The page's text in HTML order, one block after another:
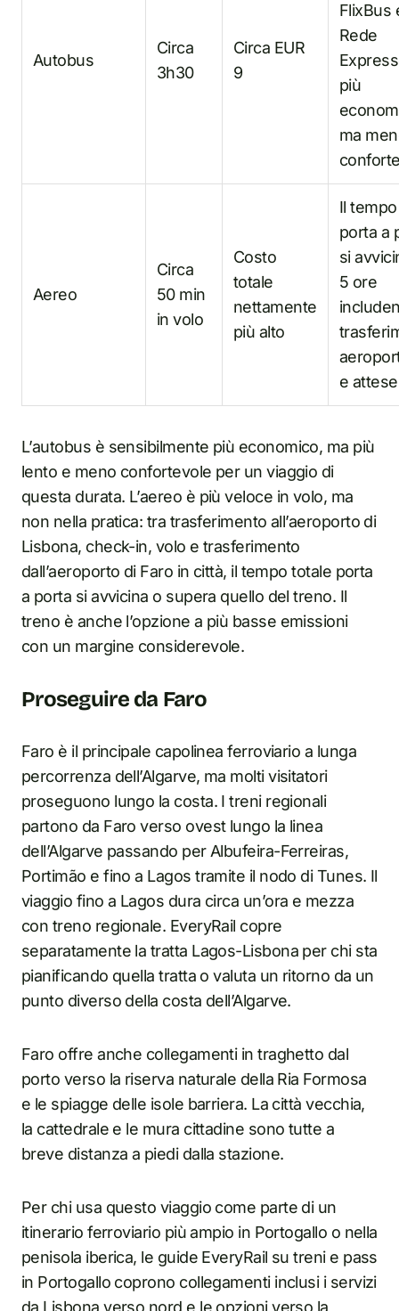
Autobus
Circa
3h30
Circa EUR
9
FlixBus
Rede
più
ma
Aereo
Circa
50 min
in volo
Costo
totale
nettamente
più alto
Il tempo
porta a
si
5 ore
e attese
L’autobus è sensibilmente più economico, ma più
lento e meno confortevole per un viaggio di
questa durata. L’aereo è più veloce in volo, ma
non nella pratica: tra trasferimento all’aeroporto di
Lisbona, check-in, volo e trasferimento
dall’aeroporto di Faro in città, il tempo totale porta
a porta si avvicina o supera quello del treno. Il
treno è anche l’opzione a più basse emissioni
con un margine considerevole.
Proseguire da Faro
Faro è il principale capolinea ferroviario a lunga
percorrenza dell’Algarve, ma molti visitatori
proseguono lungo la costa. I treni regionali
partono da Faro verso ovest lungo la linea
dell’Algarve passando per Albufeira-Ferreiras,
Portimão e fino a Lagos tramite il nodo di Tunes. Il
viaggio fino a Lagos dura circa un’ora e mezza
con treno regionale. EveryRail copre
separatamente la tratta Lagos-Lisbona per chi sta
pianificando quella tratta o valuta un ritorno da un
punto diverso della costa dell’Algarve.
Faro offre anche collegamenti in traghetto dal
porto verso la riserva naturale della Ria Formosa
e le spiagge delle isole barriera. La città vecchia,
la cattedrale e le mura cittadine sono tutte a
breve distanza a piedi dalla stazione.
Per chi usa questo viaggio come parte di un
itinerario ferroviario più ampio in Portogallo o nella
penisola iberica, le guide EveryRail su treni e pass
in Portogallo coprono collegamenti inclusi i servizi